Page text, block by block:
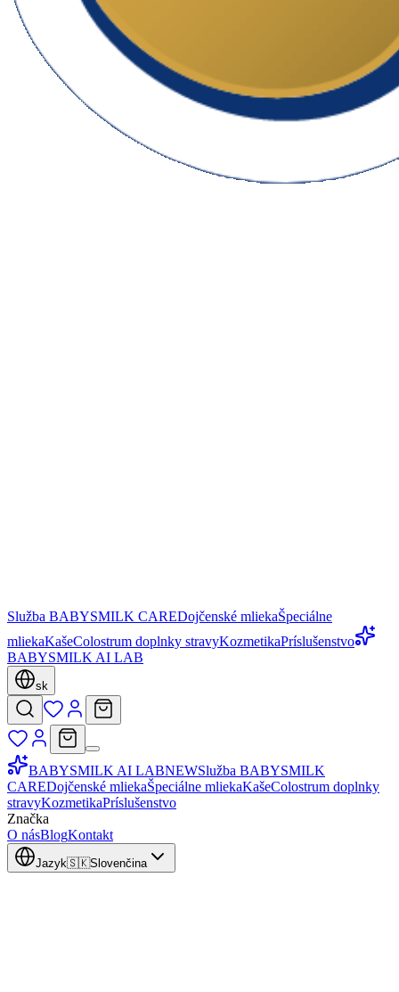
Služba BABYSMILK CAREDojčenské mliekaŠpeciálne
mliekaKašeColostrum doplnky stravyKozmetikaPríslušenstvo
BABYSMILK AI LAB
sk
BABYSMILK AI LABNEWSlužba BABYSMILK
CAREDojčenské mliekaŠpeciálne mliekaKašeColostrum doplnky
stravyKozmetikaPríslušenstvo
Značka
O násBlogKontakt
Jazyk🇸🇰Slovenčina